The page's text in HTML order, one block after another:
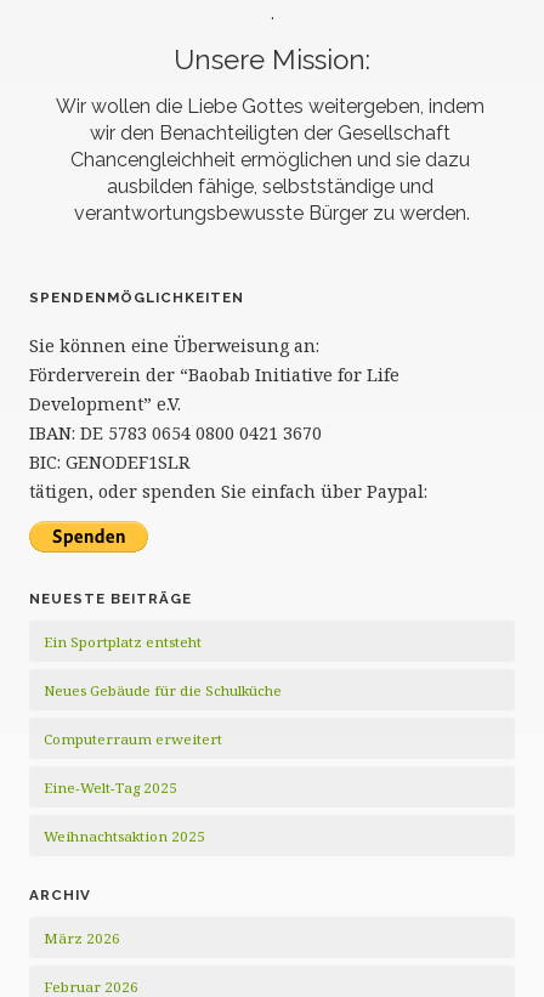
.
Unsere Mission:
Wir wollen die Liebe Gottes weitergeben, indem
wir den Benachteiligten der Gesellschaft
Chancengleichheit ermöglichen und sie dazu
ausbilden fähige, selbstständige und
verantwortungsbewusste Bürger zu werden.
SPENDENMÖGLICHKEITEN
Sie können eine Überweisung an:
Förderverein der “Baobab Initiative for Life
Development” e.V.
IBAN: DE 5783 0654 0800 0421 3670
BIC: GENODEF1SLR
tätigen, oder spenden Sie einfach über Paypal:
NEUESTE BEITRÄGE
Ein Sportplatz entsteht
Neues Gebäude für die Schulküche
Computerraum erweitert
Eine-Welt-Tag 2025
Weihnachtsaktion 2025
ARCHIV
März 2026
Februar 2026